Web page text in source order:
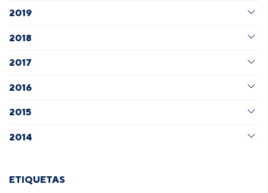
2019
2018
2017
2016
2015
2014
ETIQUETAS